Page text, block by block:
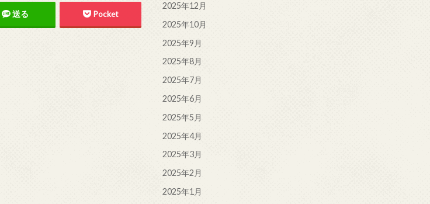
送る Pocket
2025年12月
2025年10月
2025年9月
2025年8月
2025年7月
2025年6月
2025年5月
2025年4月
2025年3月
2025年2月
2025年1月